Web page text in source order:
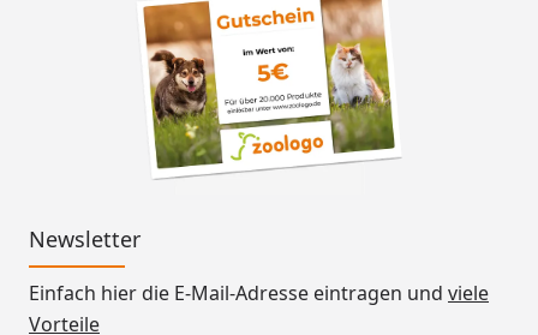
Newsletter
Einfach hier die E-Mail-Adresse eintragen und viele
Vorteile